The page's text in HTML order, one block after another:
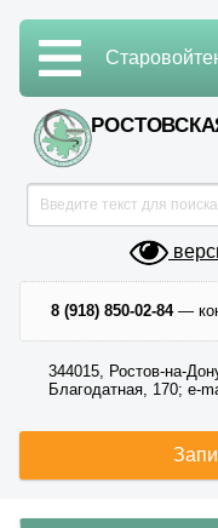
8 (918) 850-02-84—
344015, Ростов-на-
Благодатная, 170; e-